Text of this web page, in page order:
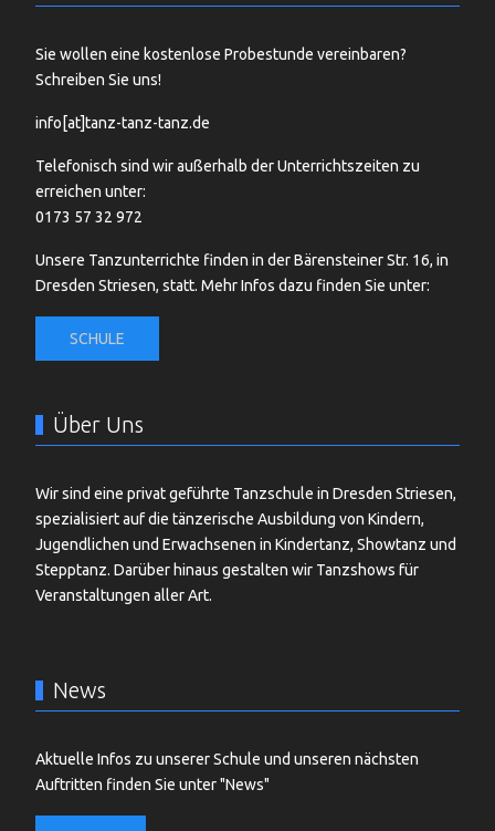
Sie wollen eine kostenlose Probestunde vereinbaren?
Schreiben Sie uns!
info[at]tanz-tanz-tanz.de
Telefonisch sind wir außerhalb der Unterrichtszeiten zu
erreichen unter:
0173 57 32 972
Unsere Tanzunterrichte finden in der Bärensteiner Str. 16, in
Dresden Striesen, statt. Mehr Infos dazu finden Sie unter:
SCHULE
Über Uns
Wir sind eine privat geführte Tanzschule in Dresden Striesen,
spezialisiert auf die tänzerische Ausbildung von Kindern,
Jugendlichen und Erwachsenen in Kindertanz, Showtanz und
Stepptanz. Darüber hinaus gestalten wir Tanzshows für
Veranstaltungen aller Art.
News
Aktuelle Infos zu unserer Schule und unseren nächsten
Auftritten finden Sie unter "News"